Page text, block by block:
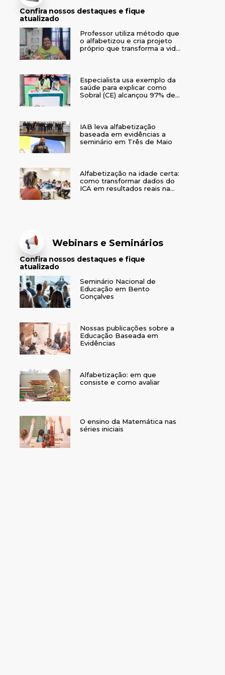
Confira nossos destaques e fique
atualizado
Professor utiliza método que
o alfabetizou e cria projeto
próprio que transforma a vida
Especialista usa exemplo da
saúde para explicar como
Sobral (CE) alcançou 97% de
IAB leva alfabetização
baseada em evidências a
seminário em Três de Maio
Alfabetização na idade certa:
como transformar dados do
ICA em resultados reais na
Webinars e Seminários
Confira nossos destaques e fique
atualizado
Seminário Nacional de
Educação em Bento
Gonçalves
Nossas publicações sobre a
Educação Baseada em
Evidências
Alfabetização: em que
consiste e como avaliar
O ensino da Matemática nas
séries iniciais